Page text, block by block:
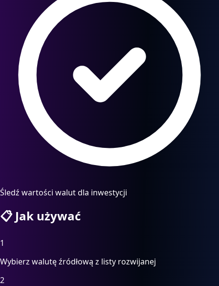
Śledź wartości walut dla inwestycji
📋Jak używać
1
Wybierz walutę źródłową z listy rozwijanej
2